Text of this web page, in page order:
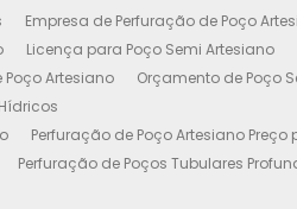
Empresa de Perfuração de Poço
Licença para Poço Semi Artesiano
Artesiano
Orçamento de Poço
Perfuração de Poço Artesiano Preço
Perfuração de Poços Tubulares